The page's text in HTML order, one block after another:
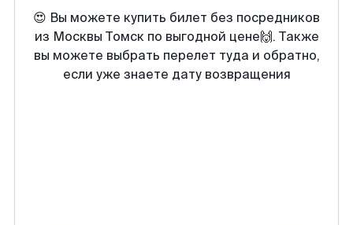
😍 Вы можете купить билет без посредников
из Москвы Томск по выгодной цене🙌. Также
вы можете выбрать перелет туда и обратно,
если уже знаете дату возвращения